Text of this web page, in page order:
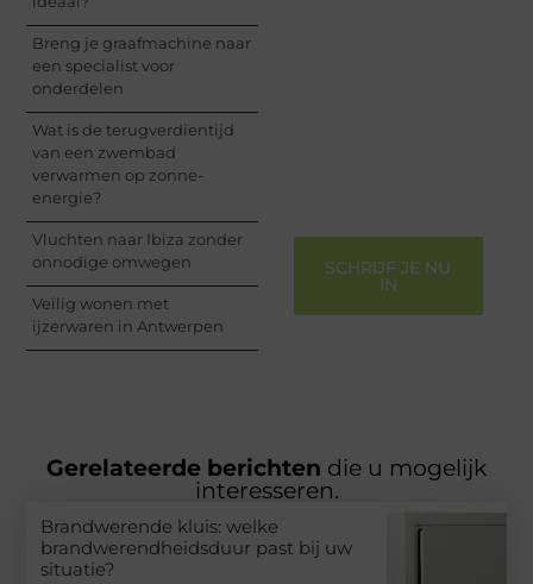
Breng je graafmachine naar
een specialist voor
onderdelen
Wat is de terugverdientijd
van een zwembad
verwarmen op zonne-
energie?
Vluchten naar Ibiza zonder
onnodige omwegen
Veilig wonen met
ijzerwaren in Antwerpen
SCHRIJF JE NU
IN
Gerelateerde berichten die u mogelijk
interesseren.
Brandwerende kluis: welke
brandwerendheidsduur past bij uw
situatie?